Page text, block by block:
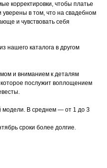
корректировки, чтобы платье
в том, что на свадебном
и чувствовать себя
нашего каталога в другом
и вниманием к деталям
послужит воплощением
модели. В среднем ― от 1 до 3
сроки более долгие.